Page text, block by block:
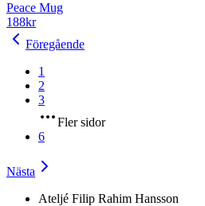
Peace Mug
188kr
Föregående
1
2
3
Fler sidor
6
Nästa
Ateljé Filip Rahim Hansson